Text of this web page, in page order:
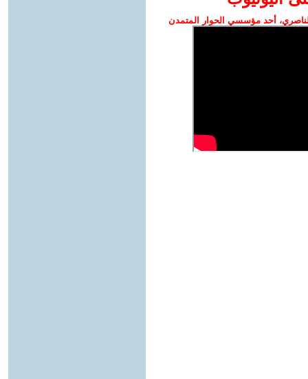
أحد مؤسسي الحوار المتمدن